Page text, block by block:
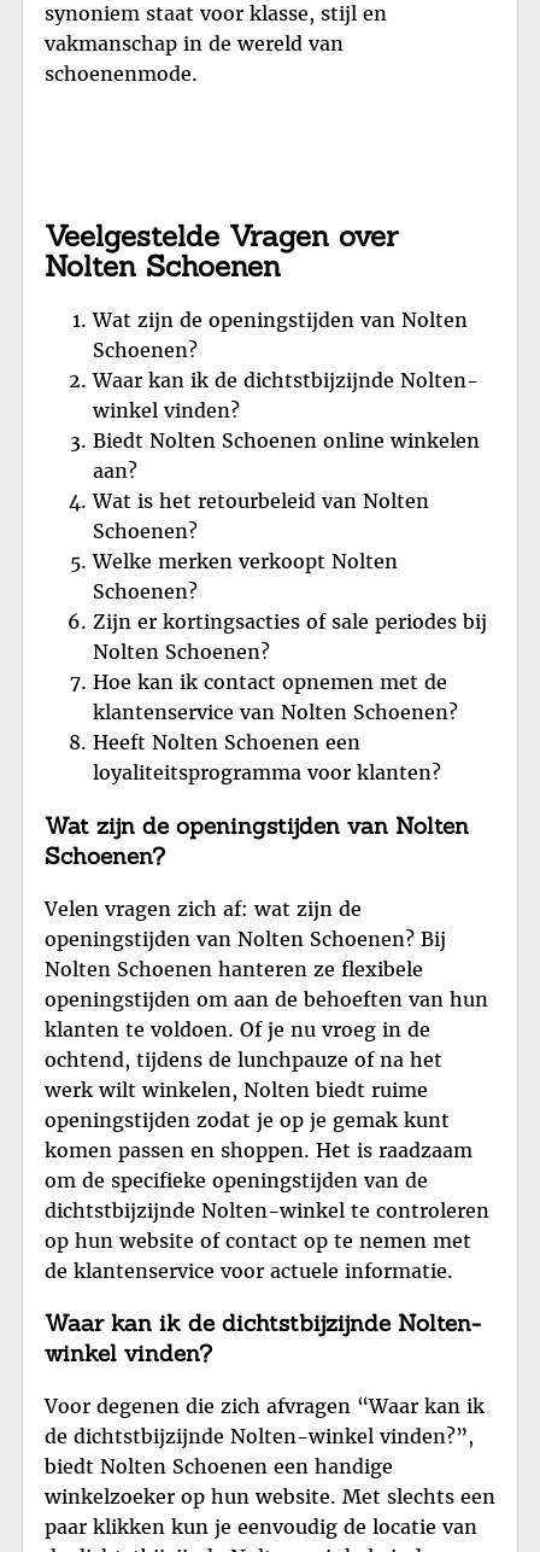
synoniem staat voor klasse, stijl en
vakmanschap in de wereld van
schoenenmode.
Veelgestelde Vragen over
Nolten Schoenen
Wat zijn de openingstijden van Nolten
Schoenen?
Waar kan ik de dichtstbijzijnde Nolten-
winkel vinden?
Biedt Nolten Schoenen online winkelen
aan?
Wat is het retourbeleid van Nolten
Schoenen?
Welke merken verkoopt Nolten
Schoenen?
Zijn er kortingsacties of sale periodes bij
Nolten Schoenen?
Hoe kan ik contact opnemen met de
klantenservice van Nolten Schoenen?
Heeft Nolten Schoenen een
loyaliteitsprogramma voor klanten?
Wat zijn de openingstijden van Nolten
Schoenen?
Velen vragen zich af: wat zijn de
openingstijden van Nolten Schoenen? Bij
Nolten Schoenen hanteren ze flexibele
openingstijden om aan de behoeften van hun
klanten te voldoen. Of je nu vroeg in de
ochtend, tijdens de lunchpauze of na het
werk wilt winkelen, Nolten biedt ruime
openingstijden zodat je op je gemak kunt
komen passen en shoppen. Het is raadzaam
om de specifieke openingstijden van de
dichtstbijzijnde Nolten-winkel te controleren
op hun website of contact op te nemen met
de klantenservice voor actuele informatie.
Waar kan ik de dichtstbijzijnde Nolten-
winkel vinden?
Voor degenen die zich afvragen “Waar kan ik
de dichtstbijzijnde Nolten-winkel vinden?”,
biedt Nolten Schoenen een handige
winkelzoeker op hun website. Met slechts een
paar klikken kun je eenvoudig de locatie van